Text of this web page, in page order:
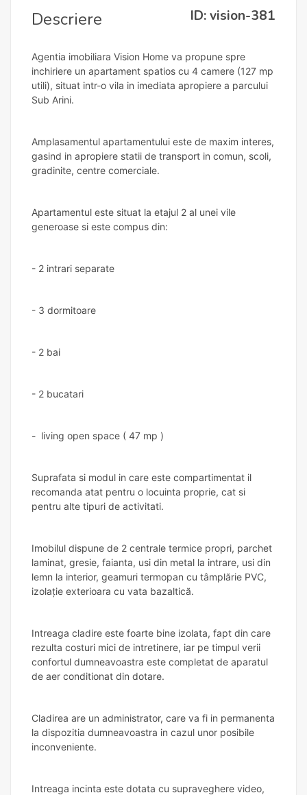
Descriere ID: vision-381
Agentia imobiliara Vision Home va propune spre
inchiriere un apartament spatios cu 4 camere (127 mp
utili), situat intr-o vila in imediata apropiere a parcului
Sub Arini.
Amplasamentul apartamentului este de maxim interes,
gasind in apropiere statii de transport in comun, scoli,
gradinite, centre comerciale.
Apartamentul este situat la etajul 2 al unei vile
generoase si este compus din:
- 2 intrari separate
- 3 dormitoare
- 2 bai
- 2 bucatari
- living open space ( 47 mp )
Suprafata si modul in care este compartimentat il
recomanda atat pentru o locuinta proprie, cat si
pentru alte tipuri de activitati.
Imobilul dispune de 2 centrale termice propri, parchet
laminat, gresie, faianta, usi din metal la intrare, usi din
lemn la interior, geamuri termopan cu tâmplărie PVC,
izolație exterioara cu vata bazaltică.
Intreaga cladire este foarte bine izolata, fapt din care
rezulta costuri mici de intretinere, iar pe timpul verii
confortul dumneavoastra este completat de aparatul
de aer conditionat din dotare.
Cladirea are un administrator, care va fi in permanenta
la dispozitia dumneavoastra in cazul unor posibile
inconveniente.
Intreaga incinta este dotata cu supraveghere video,